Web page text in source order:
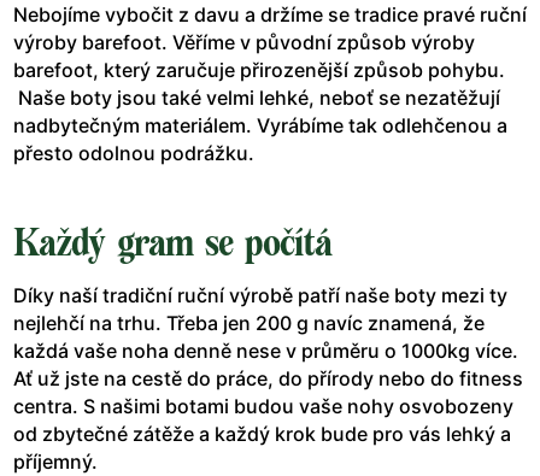
Nebojíme vybočit z davu a držíme se tradice pravé ruční
výroby barefoot. Věříme v původní způsob výroby
barefoot, který zaručuje přirozenější způsob pohybu.
Naše boty jsou také velmi lehké, neboť se nezatěžují
nadbytečným materiálem. Vyrábíme tak odlehčenou a
přesto odolnou podrážku.
Každý gram se počítá
Díky naší tradiční ruční výrobě patří naše boty mezi ty
nejlehčí na trhu. Třeba jen 200 g navíc znamená, že
každá vaše noha denně nese v průměru o 1000kg více.
Ať už jste na cestě do práce, do přírody nebo do fitness
centra. S našimi botami budou vaše nohy osvobozeny
od zbytečné zátěže a každý krok bude pro vás lehký a
příjemný.